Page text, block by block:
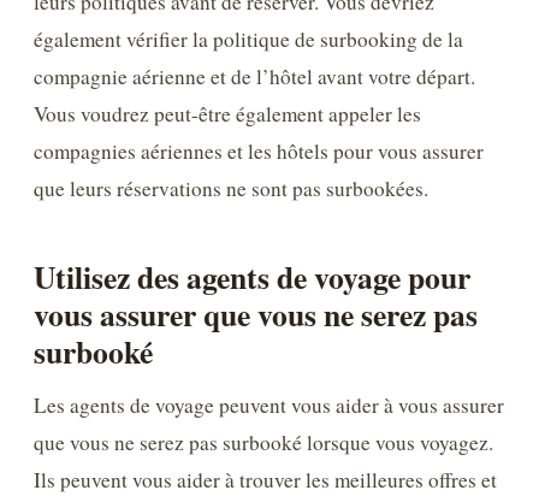
également vérifier la politique de surbooking de la
compagnie aérienne et de l’hôtel avant votre départ.
Vous voudrez peut-être également appeler les
compagnies aériennes et les hôtels pour vous assurer
que leurs réservations ne sont pas surbookées.
Utilisez des agents de voyage pour
vous assurer que vous ne serez pas
surbooké
Les agents de voyage peuvent vous aider à vous assurer
que vous ne serez pas surbooké lorsque vous voyagez.
Ils peuvent vous aider à trouver les meilleures offres et